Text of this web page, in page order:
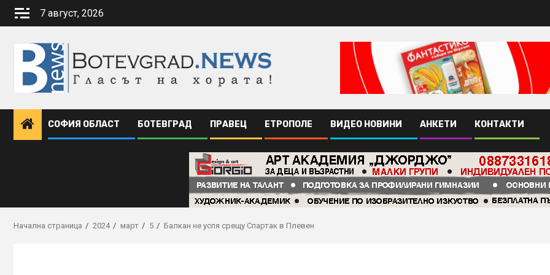
Skip
7 август, 2026
СОФИЯ ОБЛАСТ БОТЕВГРАД ПРАВЕЦ ЕТРОПОЛЕ ВИДЕО НОВИНИ АНКЕТИ КОНТАКТИ
Начална страница 2024 март 5 Балкан не успя срещу Спартак в Плевен